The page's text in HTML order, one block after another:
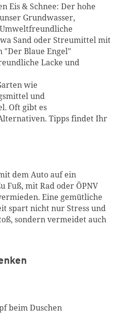
Eis & Schnee: Der hohe
Grundwasser,
Sand oder Streumittel mit
"Der Blaue Engel"
Lacke und
wie
und
Oft gibt es
Tipps findet Ihr
dem Auto auf ein
Fuß, mit Rad oder ÖPNV
Eine gemütliche
spart nicht nur Stress und
sondern vermeidet auch
beim Duschen